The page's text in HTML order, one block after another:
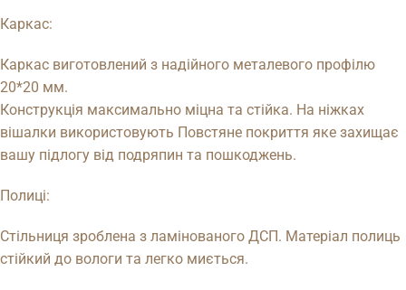
Каркас:
Каркас виготовлений з надійного металевого профілю
20*20 мм.
Конструкція максимально міцна та стійка. На ніжках
вішалки використовують Повстяне покриття яке захищає
вашу підлогу від подряпин та пошкоджень.
Полиці:
Стільниця зроблена з ламінованого ДСП. Матеріал полиць
стійкий до вологи та легко миється.